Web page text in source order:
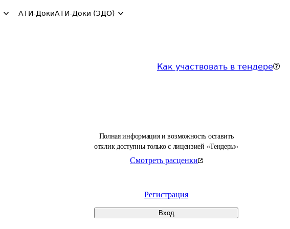
АТИ-ДокиАТИ-Доки (ЭДО)
Как участвовать в тендере
Полная информация и возможность оставить
отклик доступны только с лицензией «Тендеры»
Смотреть расценки
Регистрация
Вход